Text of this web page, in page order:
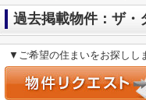
過去掲載物件：ザ・
▼ご希望の住まいをお探しし